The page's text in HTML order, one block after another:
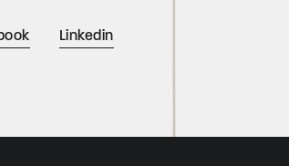
Linkedin